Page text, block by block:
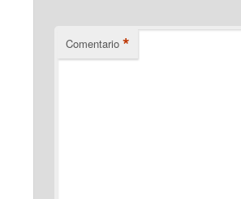
Comentario *